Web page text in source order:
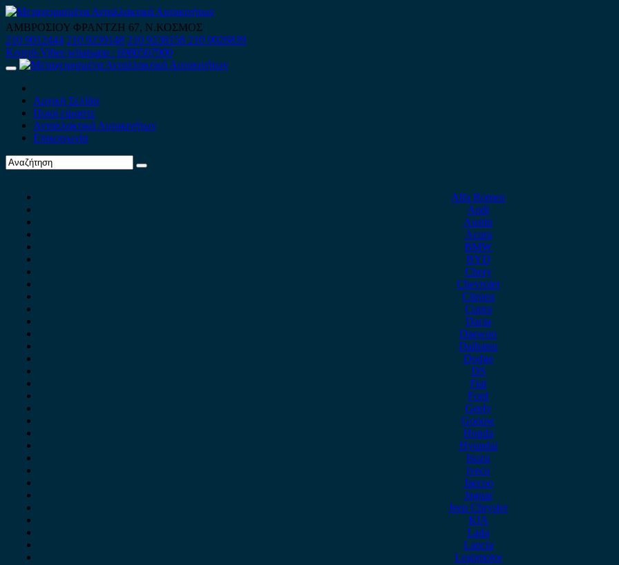
Skip
to
content
ΑΜΒΡΟΣΙΟΥ ΦΡΑΝΤΖΗ 67, Ν.ΚΟΣΜΟΣ
210 9012444 210 9239148 210 9238158 210 9026839
Κινητό-Viber-whatsapp : 6980507900
Primary
Αρχική Σελίδα
Ποιοί είμαστε
Ανταλλακτικά Αυτοκινήτων
Επικοινωνία
Alfa Romeo
Audi
Austin
Acura
BMW
BYD
Chery
Chevrolet
Citroen
Cupra
Dacia
Daewoo
Daihatsu
Dodge
DS
Fiat
Ford
Geely
Gonow
Honda
Hyundai
Isuzu
iveco
Jaecoo
Jaguar
Jeep Chrysler
KIA
Lada
Lancia
Leapmotor